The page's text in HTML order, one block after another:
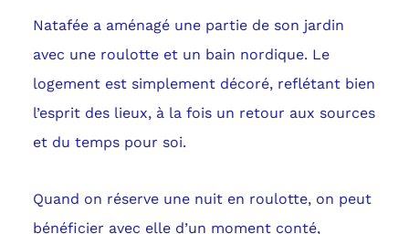
Natafée a aménagé une partie de son jardin
avec une roulotte et un bain nordique. Le
logement est simplement décoré, reflétant bien
l’esprit des lieux, à la fois un retour aux sources
et du temps pour soi.
Quand on réserve une nuit en roulotte, on peut
bénéficier avec elle d’un moment conté,